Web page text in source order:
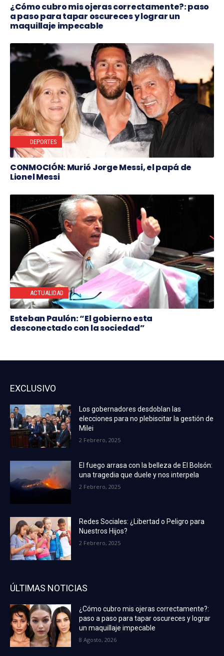
¿Cómo cubro mis ojeras correctamente?: paso
a paso para tapar oscureces y lograr un
maquillaje impecable
DEPORTES
CONMOCIÓN: Murió Jorge Messi, el papá de
Lionel Messi
ACTUALIDAD
Esteban Paulón: “El gobierno esta
desconectado con la sociedad”
EXCLUSIVO
Los gobernadores desdoblan las
elecciones para no plebiscitar la gestión de
Milei
2 Febrero, 2025
El fuego arrasa con la belleza de El Bolsón:
una tragedia que duele y nos interpela
2 Febrero, 2025
Redes Sociales: ¿Libertad o Peligro para
Nuestros Hijos?
2 Febrero, 2025
ÚLTIMAS NOTICIAS
¿Cómo cubro mis ojeras correctamente?:
paso a paso para tapar oscureces y lograr
un maquillaje impecable
8 Agosto, 2026